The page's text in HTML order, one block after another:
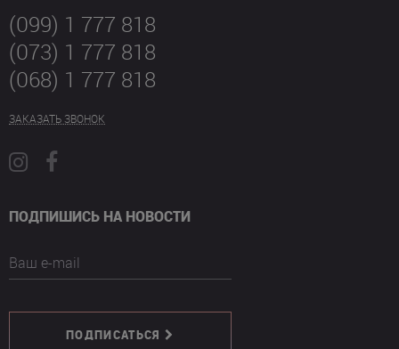
(099) 1 777 818
(073) 1 777 818
(068) 1 777 818
ЗАКАЗАТЬ ЗВОНОК
ПОДПИШИСЬ НА НОВОСТИ
Ваш e-mail
ПОДПИСАТЬСЯ